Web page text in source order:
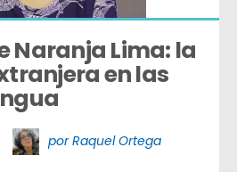
Naranja Lima: la
en las
por Raquel Ortega